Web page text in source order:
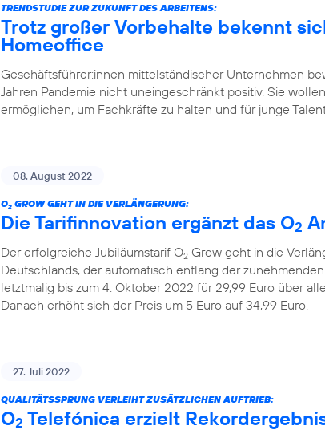
TRENDSTUDIE ZUR ZUKUNFT DES ARBEITENS:
Trotz großer Vorbehalte bekennt
Homeoffice
Geschäftsführer:innen mittelständischer Unternehmen
Jahren Pandemie nicht uneingeschränkt positiv. Sie
ermöglichen, um Fachkräfte zu halten und für junge
08. August 2022
O2 GROW GEHT IN DIE VERLÄNGERUNG:
Die Tarifinnovation ergänzt das O2
Der erfolgreiche Jubiläumstarif O2 Grow geht in die
Deutschlands, der automatisch entlang der
letztmalig bis zum 4. Oktober 2022 für 29,99 Euro über
Danach erhöht sich der Preis um 5 Euro auf 34,99 Euro.
27. Juli 2022
QUALITÄTSSPRUNG VERLEIHT ZUSÄTZLICHEN AUFTRIEB:
O2 Telefónica erzielt